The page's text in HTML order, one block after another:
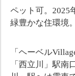
ペット可。2025
緑豊かな住環境。
「ヘーベル
「西立川」駅南